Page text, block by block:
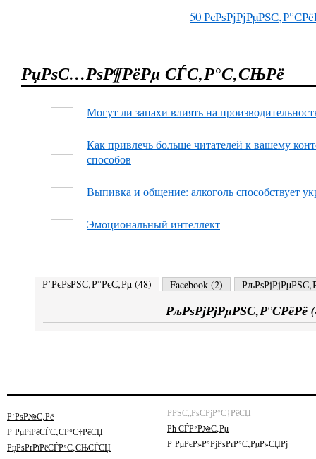
50
РџРѕС…РѕР¶РёРµ СЃС‚Р°С‚СЊРё
Могут ли запахи влиять на
Как привлечь больше читателей к вашему
способов
Выпивка и общение: алкоголь способствует
Эмоциональный интеллект
Р’РєРѕРЅС‚Р°РєС‚Рµ (48) Facebook (2)
РљРѕРјРјРµРЅС‚Р°СРёРё (
Р’РѕР№С‚Рё
Р РµРіРёСЃС‚СР°С†РёСЏ
РџРѕРґРїРёСЃР°С‚СЊСЃСЏ
РРЅС„РѕСРјР°С†РёСЏ
Рћ СЃР°Р№С‚Рµ
Р РµРєР»Р°РјРѕРґР°С‚РµР»СЏРј